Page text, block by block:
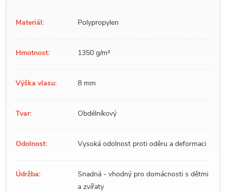
Materiál: Polypropylen
Hmotnost: 1350 g/m²
Výška vlasu: 8 mm
Tvar: Obdélníkový
Odolnost: Vysoká odolnost proti oděru a deformaci
Údržba:
Snadná - vhodný pro domácnosti s dětmi
a zvířaty